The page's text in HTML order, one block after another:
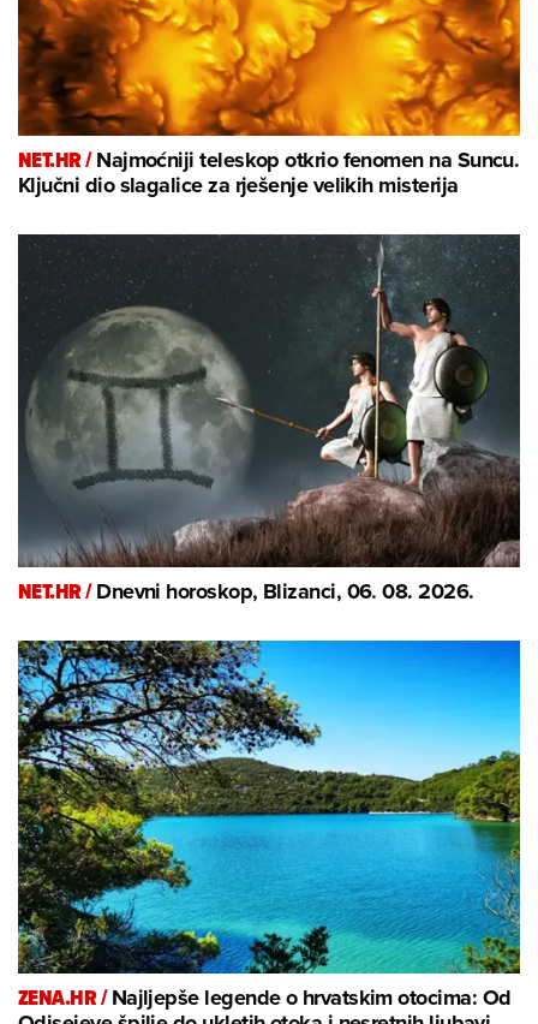
NET.HR /Najmoćniji teleskop otkrio fenomen na Suncu.
Ključni dio slagalice za rješenje velikih misterija
NET.HR /Dnevni horoskop, Blizanci, 06. 08. 2026.
ZENA.HR /Najljepše legende o hrvatskim otocima: Od